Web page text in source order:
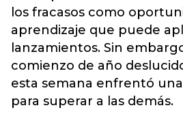
los fracasos como
aprendizaje que puede
lanzamientos. Sin
comienzo de año
esta semana enfrentó
para superar a las demás.